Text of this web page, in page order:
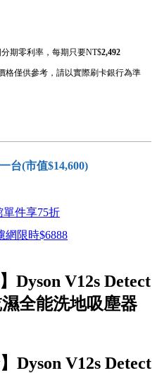
分期零利率，每期只要NT$2,492
格僅供參考，請以實際刷卡銀行為準
台(市值$14,600)
單件享75折
網限時$6888
Dyson V12s Detect
全能洗地吸塵器
Dyson V12s Detect